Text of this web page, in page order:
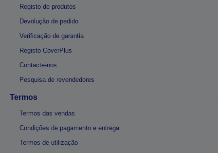
Registo de produtos
Devolução de pedido
Verificação de garantia
Registo CoverPlus
Contacte-nos
Pesquisa de revendedores
Termos
Termos das vendas
Condições de pagamento e entrega
Termos de utilização